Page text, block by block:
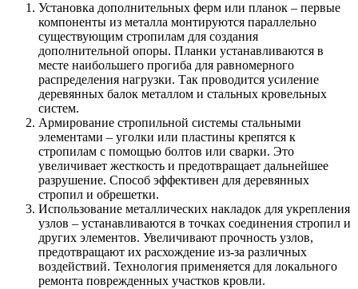
Установка дополнительных ферм или планок – первые
компоненты из металла монтируются параллельно
существующим стропилам для создания
дополнительной опоры. Планки устанавливаются в
месте наибольшего прогиба для равномерного
распределения нагрузки. Так проводится усиление
деревянных балок металлом и стальных кровельных
систем.
Армирование стропильной системы стальными
элементами – уголки или пластины крепятся к
стропилам с помощью болтов или сварки. Это
увеличивает жесткость и предотвращает дальнейшее
разрушение. Способ эффективен для деревянных
стропил и обрешетки.
Использование металлических накладок для укрепления
узлов – устанавливаются в точках соединения стропил и
других элементов. Увеличивают прочность узлов,
предотвращают их расхождение из-за различных
воздействий. Технология применяется для локального
ремонта поврежденных участков кровли.